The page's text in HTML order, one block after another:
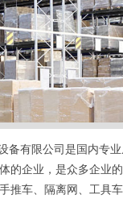
有限公司是国内专业
的企业，是众多企业
推车、隔离网、工具